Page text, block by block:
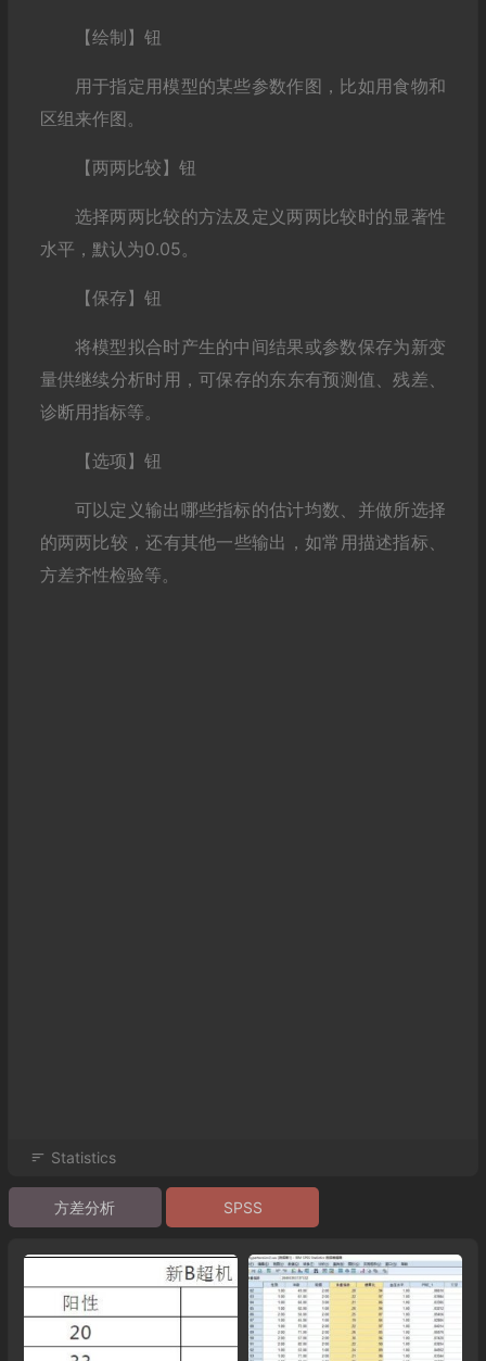
【绘制】钮
用于指定用模型的某些参数作图，比如用食物和
区组来作图。
【两两比较】钮
选择两两比较的方法及定义两两比较时的显著性
水平，默认为0.05。
【保存】钮
将模型拟合时产生的中间结果或参数保存为新变
量供继续分析时用，可保存的东东有预测值、残差、
诊断用指标等。
【选项】钮
可以定义输出哪些指标的估计均数、并做所选择
的两两比较，还有其他一些输出，如常用描述指标、
方差齐性检验等。
Statistics
方差分析 SPSS